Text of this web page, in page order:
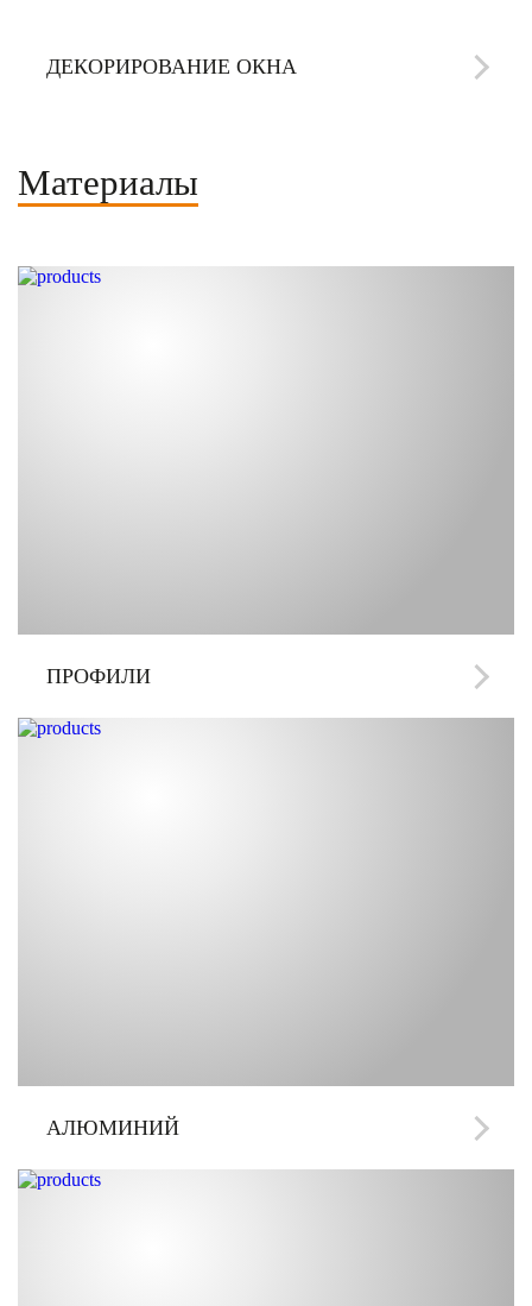
ДЕКОРИРОВАНИЕ ОКНА
Материалы
ПРОФИЛИ
АЛЮМИНИЙ